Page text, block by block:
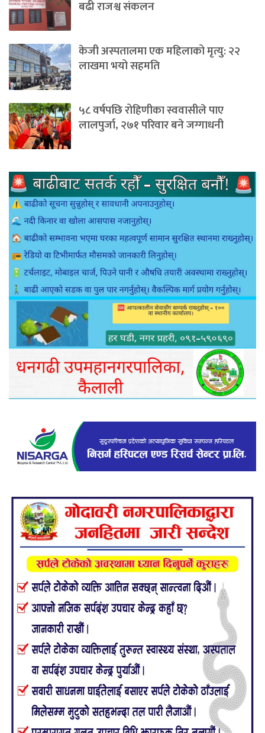
बढी राजश्व संकलन
केजी अस्पतालमा एक महिलाको मृत्यु: २२
लाखमा भयो सहमति
५८ वर्षपछि रोहिणीका स्ववासीले पाए
लालपुर्जा, २७१ परिवार बने जग्गाधनी